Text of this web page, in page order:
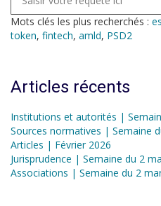
Mots clés les plus recherchés :
token, fintech, amld, PSD2
Articles récents
Institutions et autorités |
Sources normatives | Semaine
Articles | Février 2026
Jurisprudence | Semaine du 2
Associations | Semaine du 2